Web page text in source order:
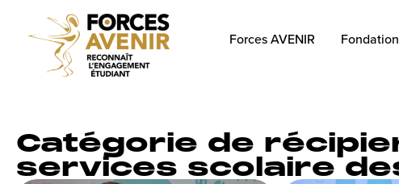
Forces AVENIR
Catégorie de
services scolaire